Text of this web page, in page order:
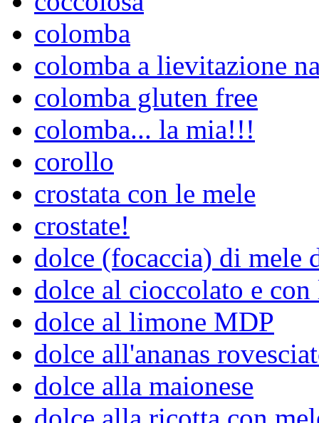
colomba
colomba a lievitazione
colomba gluten free
colomba... la mia!!!
corollo
crostata con le mele
crostate!
dolce (focaccia) di mele
dolce al cioccolato e con
dolce al limone MDP
dolce all'ananas
dolce alla maionese